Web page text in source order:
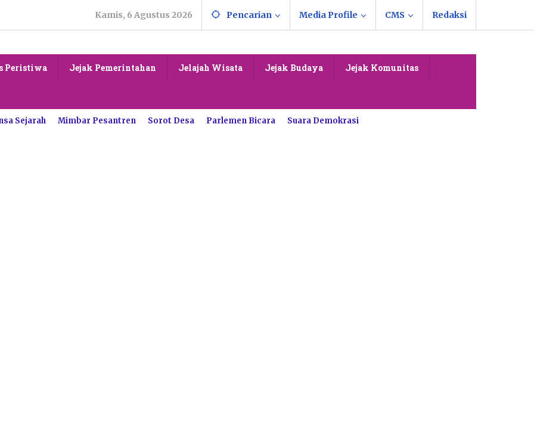
Kamis, 6 Agustus 2026 Pencarian Media Profile CMS Redaksi
Peristiwa Jejak Pemerintahan Jelajah Wisata Jejak Budaya Jejak Komunitas
Sejarah Mimbar Pesantren Sorot Desa Parlemen Bicara Suara Demokrasi